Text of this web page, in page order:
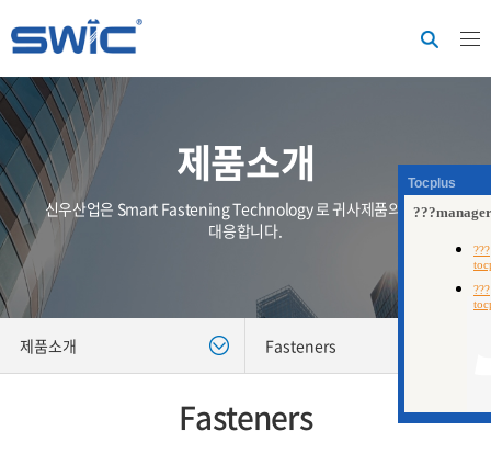
제품소개
신우산업은 Smart Fastening Technology 로 귀사제품의 가치에
대응합니다.
제품소개 Fasteners
Fasteners
Tocplus